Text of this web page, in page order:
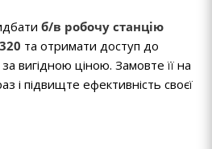
б/в робочу станцію
та отримати доступ до
вигідною ціною. Замовте її на
і підвищте ефективність своєї